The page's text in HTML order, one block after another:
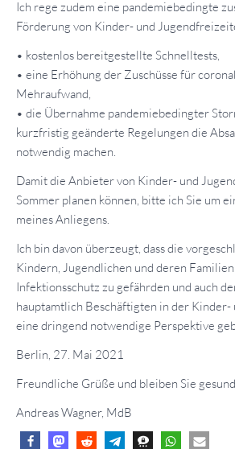
Ich rege zudem eine pandemiebedingte
Förderung von Kinder- und
• kostenlos bereitgestellte Schnelltests,
• eine Erhöhung der Zuschüsse für
Mehraufwand,
• die Übernahme pandemiebedingter
kurzfristig geänderte Regelungen die
notwendig machen.
Damit die Anbieter von Kinder- und
Sommer planen können, bitte ich Sie um
meines Anliegens.
Ich bin davon überzeugt, dass die
Kindern, Jugendlichen und deren
Infektionsschutz zu gefährden und auch
hauptamtlich Beschäftigten in der Kinder-
eine dringend notwendige Perspektive
Berlin, 27. Mai 2021
Freundliche Grüße und bleiben Sie
Andreas Wagner, MdB